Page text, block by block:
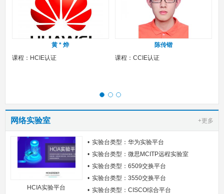
黄 * 烨
课程：HCIE认证
陈传锴
课程：CCIE认证
网络实验室 +更多
HCIA实验平台
实验台类型：华为实验平台
实验台类型：微思MCITP远程实验室
实验台类型：6509交换平台
实验台类型：3550交换平台
实验台类型：CISCO综合平台